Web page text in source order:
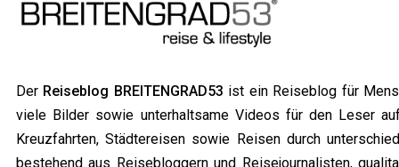
Der Reiseblog BREITENGRAD53 ist ein Reiseblog für
viele Bilder sowie unterhaltsame Videos für den Leser
Kreuzfahrten, Städtereisen sowie Reisen durch
bestehend aus Reisebloggern und Reisejournalisten,